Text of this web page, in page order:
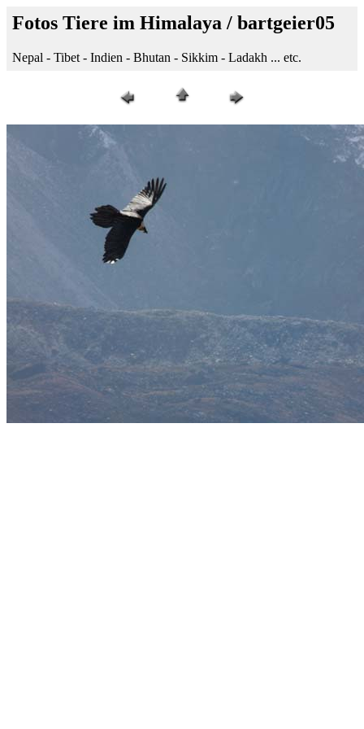
Fotos Tiere im Himalaya / bartgeier05
Nepal - Tibet - Indien - Bhutan - Sikkim - Ladakh ... etc.